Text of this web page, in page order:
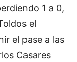
1 a 0,
el
el pase a las
Casares